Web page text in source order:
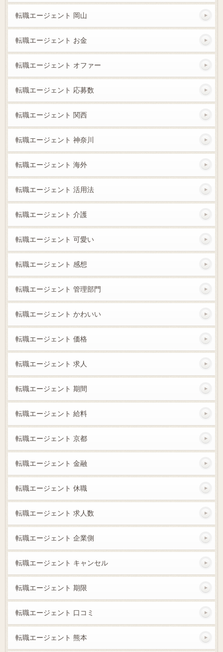
転職エージェント 岡山
転職エージェント お金
転職エージェント オファー
転職エージェント 応募数
転職エージェント 関西
転職エージェント 神奈川
転職エージェント 海外
転職エージェント 活用法
転職エージェント 介護
転職エージェント 可愛い
転職エージェント 感想
転職エージェント 管理部門
転職エージェント かわいい
転職エージェント 価格
転職エージェント 求人
転職エージェント 期間
転職エージェント 給料
転職エージェント 京都
転職エージェント 金融
転職エージェント 休職
転職エージェント 求人数
転職エージェント 企業側
転職エージェント キャンセル
転職エージェント 期限
転職エージェント 口コミ
転職エージェント 熊本